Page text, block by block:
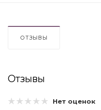
ОТЗЫВЫ
Отзывы
Нет оценок